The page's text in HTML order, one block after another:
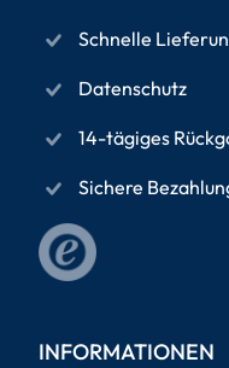
Schnelle
Datenschutz
14-tägiges
Sichere
INFORMATIONEN